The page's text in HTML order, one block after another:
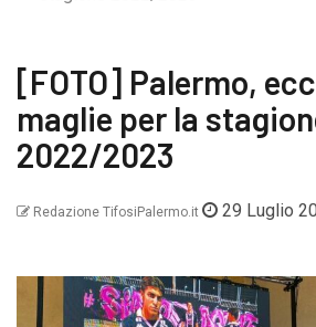
[FOTO] Palermo,
maglie per la
2022/2023
Redazione TifosiPalermo.it 29 Luglio